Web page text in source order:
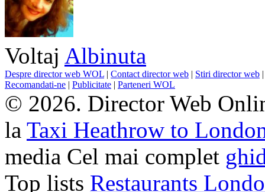
Voltaj Albinuta
Despre director web WOL | Contact director web | Stiri director web
Recomandati-ne | Publicitate | Parteneri WOL
© 2026. Director Web
la Taxi Heathrow to
media Cel mai complet
Top lists Restaurants